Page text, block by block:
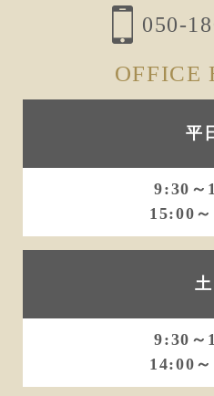
050-
OFFICE
平
9:30～
15:00
土
9:30～
14:00